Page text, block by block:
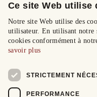
Ce site Web utilise
Notre site Web utilise des
utilisateur. En utilisant notre
cookies conformément à
savoir plus
STRICTEMENT
PERFORMANCE